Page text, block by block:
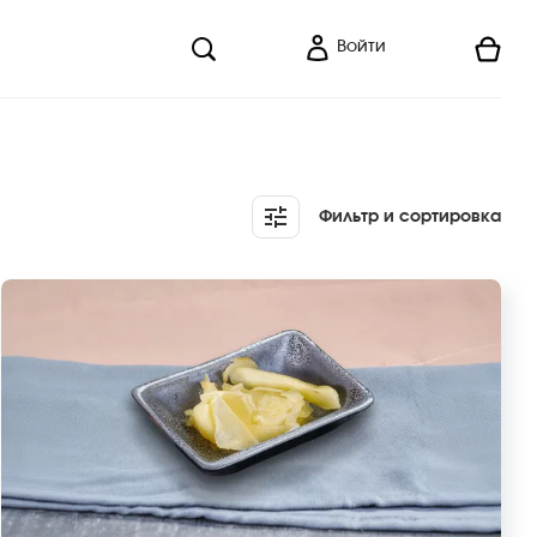
Войти
Фильтр и сортировка